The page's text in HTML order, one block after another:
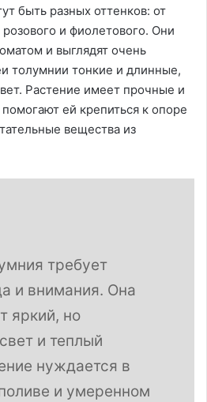
быть разных оттенков: от
и фиолетового. Они
и выглядят очень
толумнии тонкие и длинные,
Растение имеет прочные и
ей крепиться к опоре
вещества из
требует
и внимания. Она
яркий, но
и теплый
нуждается в
и умеренном